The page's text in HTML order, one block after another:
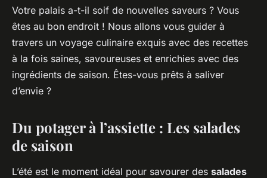
Les meilleures recettes de
plats salés avec des
ingrédients de saison
Mathilde•11 novembre 2023•5 min de lecture
Votre palais a-t-il soif de nouvelles saveurs ? Vous
êtes au bon endroit ! Nous allons vous guider à
travers un voyage culinaire exquis avec des recettes
à la fois saines, savoureuses et enrichies avec des
ingrédients de saison. Êtes-vous prêts à saliver
d’envie ?
Du potager à l’assiette : Les salades
de saison
L’été est le moment idéal pour savourer des salades